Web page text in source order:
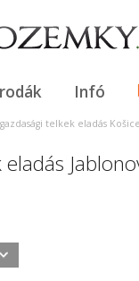
Infó
telkek eladás Košice